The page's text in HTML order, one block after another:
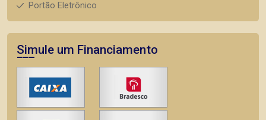
Portão Eletrônico
Simule um Financiamento